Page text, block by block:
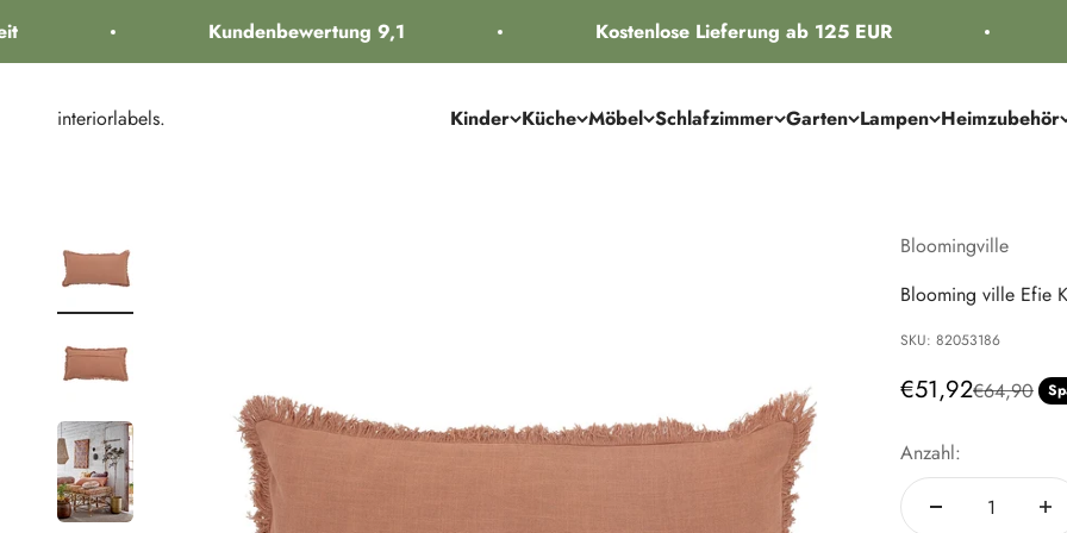
Kundenbewertung 9,1 Kostenlose Lieferung ab 125 EUR
Kinder Küche Möbel Schlafzimmer Garten Lampen Heimzubehör
interiorlabels.
Bloomingville
Blooming ville Efie
SKU: 82053186
Angebot
€51,92Regulärer
€64,90
Anzahl: